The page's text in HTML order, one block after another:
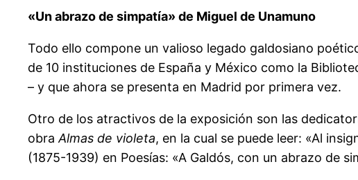
«Un abrazo de simpatía» de Miguel de Unamuno
Todo ello compone un valioso legado galdosiano
de 10 instituciones de España y México como la
– y que ahora se presenta en Madrid por primera vez.
Otro de los atractivos de la exposición son las
obra Almas de violeta, en la cual se puede leer: «Al
(1875-1939) en Poesías: «A Galdós, con un abrazo de